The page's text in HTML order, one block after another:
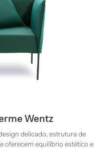
Wentz
delicado, estrutura de
oferecem equilíbrio estético e